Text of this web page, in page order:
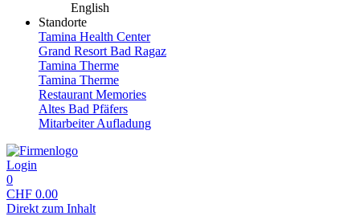
English
Standorte
Tamina Health Center
Grand Resort Bad Ragaz
Tamina Therme
Tamina Therme
Restaurant Memories
Altes Bad Pfäfers
Mitarbeiter Aufladung
Login
0
CHF 0.00
Direkt zum Inhalt